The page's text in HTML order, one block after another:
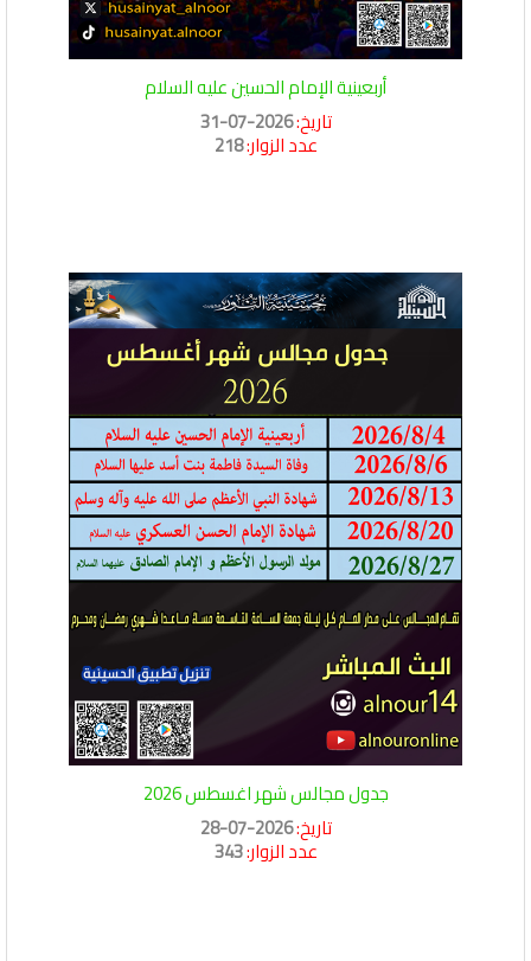
أربعينية الإمام الحسين عليه السلام
تاريخ:2026-07-31
عدد الزوار:218
جدول مجالس شهر اغسطس 2026
تاريخ:2026-07-28
عدد الزوار:343